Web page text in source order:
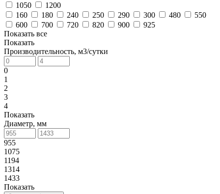
1050
1200
160
180 240 250 290 300 480
550
600
700 720 820 900
925
Показать все
Показать
Производительность, м3/сутки
0
1
2
3
4
Показать
Диаметр, мм
955
1075
1194
1314
1433
Показать